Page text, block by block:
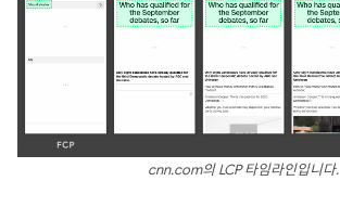
cnn.com의 LCP 타임라인입니다.